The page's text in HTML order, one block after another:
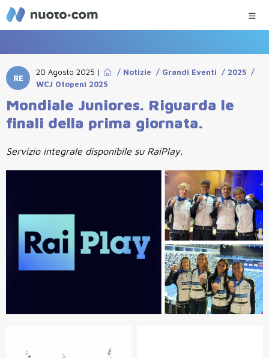
RE
20 Agosto 2025 | / Notizie / Grandi Eventi / 2025 /
WCJ Otopeni 2025
Mondiale Juniores. Riguarda le
finali della prima giornata.
Servizio integrale disponibile su RaiPlay.